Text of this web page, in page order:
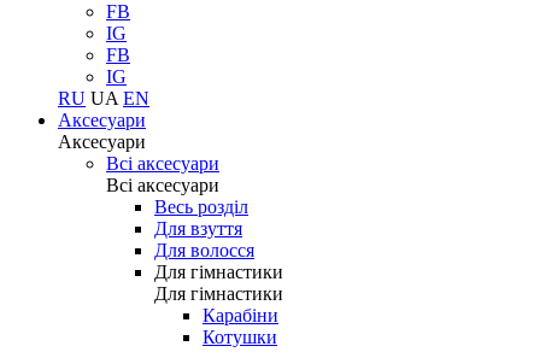
FB
IG
FB
IG
RU UA EN
Аксесуари
Аксесуари
Всі аксесуари
Всі аксесуари
Весь розділ
Для взуття
Для волосся
Для гімнастики
Для гімнастики
Карабіни
Котушки